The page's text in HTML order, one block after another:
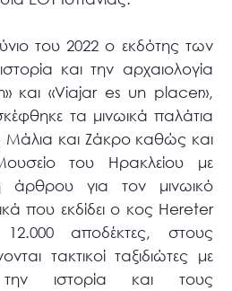
του 2022 ο εκδότης των
και την αρχαιολογία
και «Viajar es un placer»,
τα μινωικά παλάτια
και Ζάκρο καθώς και
του Ηρακλείου με
για τον μινωικό
που εκδίδει ο κος Hereter
12.000 αποδέκτες, στους
τακτικοί ταξιδιώτες με
ιστορία και τους